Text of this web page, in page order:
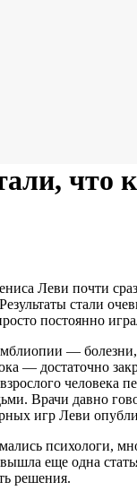
Леви почти
стали
постоянно
—
— достаточно
Врачи давно
игр Леви
психологи,
еще одна
решения.